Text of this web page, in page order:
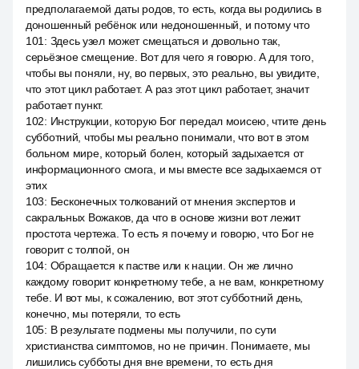
предполагаемой даты родов, то есть, когда вы родились в
доношенный ребёнок или недоношенный, и потому что
101 : Здесь узел может смещаться и довольно так,
серьёзное смещение. Вот для чего я говорю. А для того,
чтобы вы поняли, ну, во первых, это реально, вы увидите,
что этот цикл работает. А раз этот цикл работает, значит
работает пункт.
102: Инструкции, которую Бог передал моисею, чтите день
субботний, чтобы мы реально понимали, что вот в этом
больном мире, который болен, который задыхается от
информационного смога, и мы вместе все задыхаемся от
этих
103: Бесконечных толкований от мнения экспертов и
сакральных Вожаков, да что в основе жизни вот лежит
простота чертежа. То есть я почему и говорю, что Бог не
говорит с толпой, он
104: Обращается к пастве или к нации. Он же лично
каждому говорит конкретному тебе, а не вам, конкретному
тебе. И вот мы, к сожалению, вот этот субботний день,
конечно, мы потеряли, то есть
105: В результате подмены мы получили, по сути
христианства симптомов, но не причин. Понимаете, мы
лишились субботы дня вне времени, то есть дня